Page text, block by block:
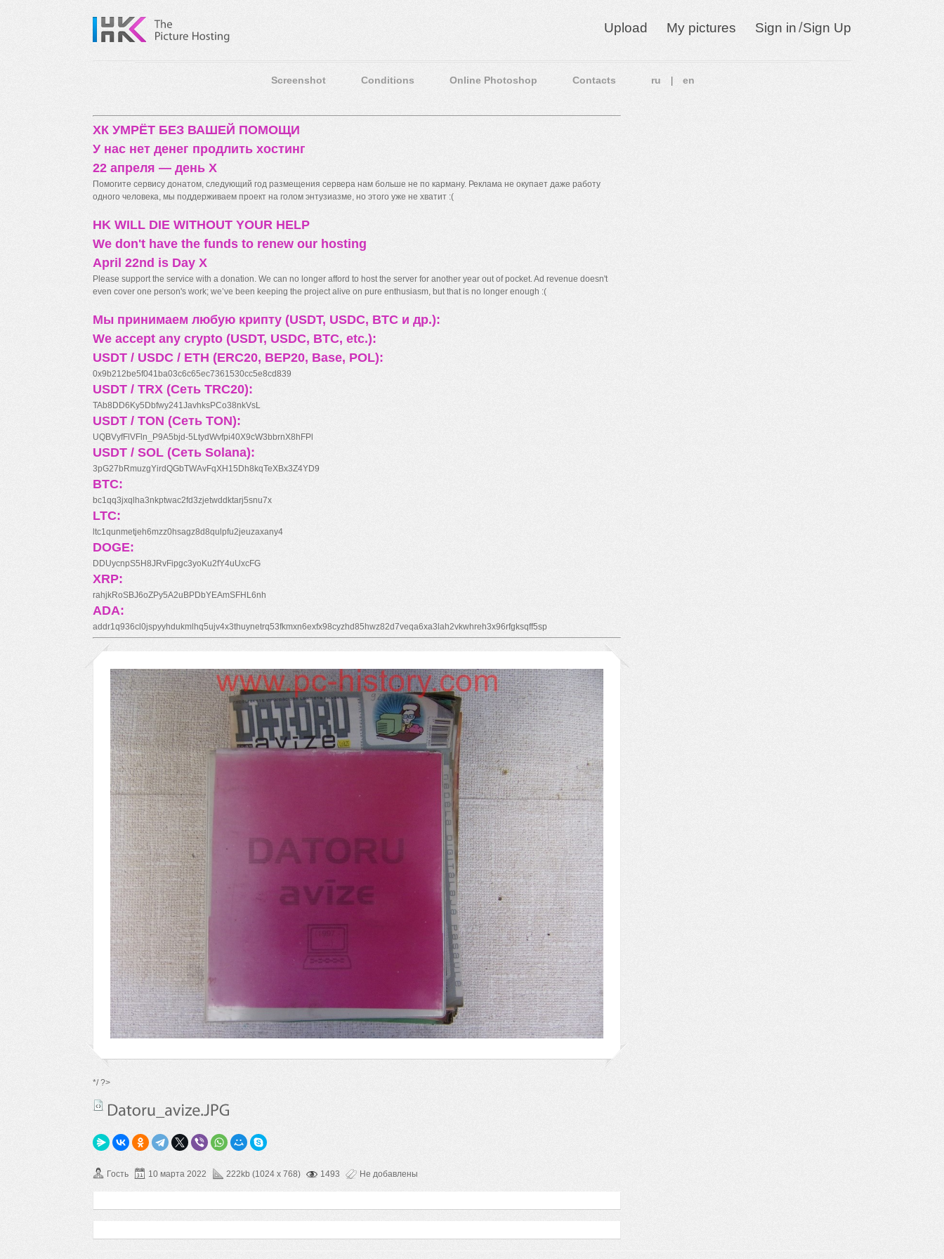
Upload My pictures Sign in/Sign Up
Screenshot Conditions Online Photoshop Contacts ru en
ХК УМРЁТ БЕЗ ВАШЕЙ ПОМОЩИ
У нас нет денег продлить хостинг
22 апреля — день X
Помогите сервису донатом, следующий год размещения сервера нам больше не по карману. Реклама не окупает даже работу
одного человека, мы поддерживаем проект на голом энтузиазме, но этого уже не хватит :(
HK WILL DIE WITHOUT YOUR HELP
We don't have the funds to renew our hosting
April 22nd is Day X
Please support the service with a donation. We can no longer afford to host the server for another year out of pocket. Ad revenue doesn't
even cover one person's work; we’ve been keeping the project alive on pure enthusiasm, but that is no longer enough :(
Мы принимаем любую крипту (USDT, USDC, BTC и др.):
We accept any crypto (USDT, USDC, BTC, etc.):
USDT / USDC / ETH (ERC20, BEP20, Base, POL):
0x9b212be5f041ba03c6c65ec7361530cc5e8cd839
USDT / TRX (Сеть TRC20):
TAb8DD6Ky5Dbfwy241JavhksPCo38nkVsL
USDT / TON (Сеть TON):
UQBVyfFlVFln_P9A5bjd-5LtydWvfpi40X9cW3bbrnX8hFPl
USDT / SOL (Сеть Solana):
3pG27bRmuzgYirdQGbTWAvFqXH15Dh8kqTeXBx3Z4YD9
BTC:
bc1qq3jxqlha3nkptwac2fd3zjetwddktarj5snu7x
LTC:
ltc1qunmetjeh6mzz0hsagz8d8qulpfu2jeuzaxany4
DOGE:
DDUycnpS5H8JRvFipgc3yoKu2fY4uUxcFG
XRP:
rahjkRoSBJ6oZPy5A2uBPDbYEAmSFHL6nh
ADA:
addr1q936cl0jspyyhdukmlhq5ujv4x3thuynetrq53fkmxn6exfx98cyzhd85hwz82d7veqa6xa3lah2vkwhreh3x96rfgksqff5sp
*/ ?>
Гость 10 марта 2022 222kb (1024 x 768) 1493 Не добавлены